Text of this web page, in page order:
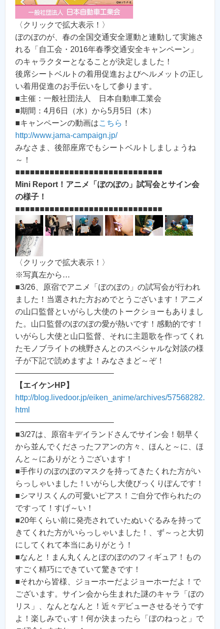
〈クリックで拡大表示！〉
ぼのぼのが、春の全国交通安全運動と連動して実施さ
れる「自工会・2016年春季交通安全キャンペーン」
のキャラクターとなることが決定しました！
後席シートベルトの着用促進およびヘルメットの正し
い着用促進のお手伝いをして参ります。
■主催：一般社団法人 日本自動車工業会
■期間：4月6日（水）から5月5日（木）
■キャンペーンの動画はこちら ！
http://www.jama-campaign.jp/
みなさま、後部座席でもシートベルトしましょうね
～！
■■■■■■■■■■■■■■■■■■■■■■■■■■■■■■
Mini Report！アニメ「ぼのぼの」試写会とサイン会
の様子！
■■■■■■■■■■■■■■■■■■■■■■■■■■■■■■
〈クリックで拡大表示！〉
※写真左から…
■3/26、原宿でアニメ「ぼのぼの」の試写会が行われ
ました！当選された方おめでとうございます！アニメ
の山口監督といがらし大使のトークショーもありまし
た。山口監督のぼのぼの愛が熱いです！感動的です！
いがらし大使と山口監督、それに主題歌を作ってくれ
たモノブライトの桃野さんとのスペシャルな対談の様
子が下記で読めますよ！みなさまど～ぞ！
————————————–
【エイケンHP】
http://blog.livedoor.jp/eiken_anime/archives/57568282.
html
————————————–
■3/27は、原宿キデイランドさんでサイン会！朝早く
から並んでくださったフアンの方々、ほんと～に、ほ
んと～にありがとうございます！
■手作りのぼのぼのマスクを持ってきたくれた方がい
らっしゃいました！いがらし大使びっくりぽんです！
■シマリスくんの可愛いピアス！ご自分で作られたの
ですって！すげ～い！
■20年くらい前に発売されていたぬいぐるみを持って
きてくれた方がいらっしゃいました！、ず～っと大切
にしてくれて本当にありがとう！
■なんと！まん丸くんとぼのぼののフィギュア！もの
すごく精巧にできていて驚きです！
■それから皆様、ジョーホーだよジョーホーだよ！で
ございます。サイン会から生まれた謎のキャラ「ぼの
リス」、なんとなんと！近々デビューさせるそうです
よ！楽しみでぃす！何か決まったら「ぼのねっと」で